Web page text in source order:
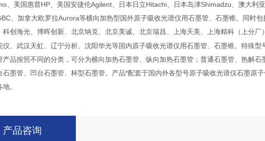
、美国惠普HP、美国安捷伦Agilent、日本日立Hitachi、日本岛津Shimadzu 、澳大利亚
、加拿大欧罗拉Aurora等横向加热型国外原子吸收光谱仪用石墨管、石墨锥。同时
科创海光、博晖创新、北京纳克、北京美诚、北京瑞昌、上海天美、上海精科（上分
仪、武汉天虹、辽宁分析、沈阳华光等国内原子吸收光谱仪用石墨管、石墨锥。特殊型
产品按照不同的分类，可分为横向加热石墨管、纵向加热石墨管；普通石墨管、热解
石墨管、凹台石墨管、杯型石墨管。产品*配套于国内外各型号原子吸收光谱仪石墨原
。
产品咨询